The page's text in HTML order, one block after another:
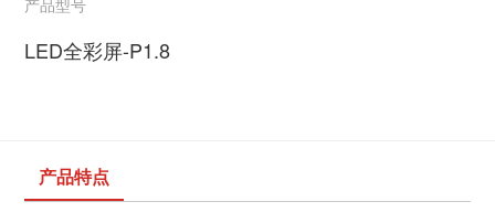
产品型号
LED全彩屏-P1.8
产品特点